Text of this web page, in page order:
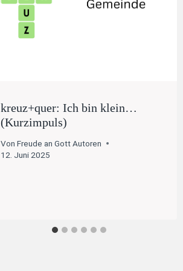
kreuz+quer: Ich bin klein…
(Kurzimpuls)
Von Freude an Gott Autoren
12. Juni 2025